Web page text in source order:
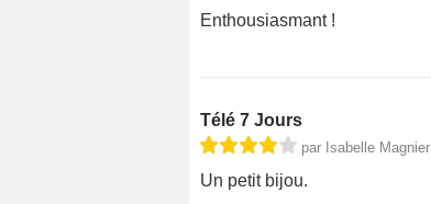
Enthousiasmant !
Télé 7 Jours
par Isabelle Magnier
Un petit bijou.